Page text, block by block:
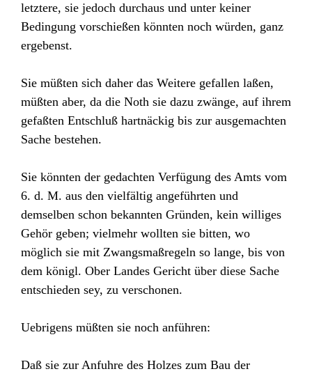
letztere, sie jedoch durchaus und unter keiner
Bedingung vorschießen könnten noch würden, ganz
ergebenst.
Sie müßten sich daher das Weitere gefallen laßen,
müßten aber, da die Noth sie dazu zwänge, auf ihrem
gefaßten Entschluß hartnäckig bis zur ausgemachten
Sache bestehen.
Sie könnten der gedachten Verfügung des Amts vom
6. d. M. aus den vielfältig angeführten und
demselben schon bekannten Gründen, kein williges
Gehör geben; vielmehr wollten sie bitten, wo
möglich sie mit Zwangsmaßregeln so lange, bis von
dem königl. Ober Landes Gericht über diese Sache
entschieden sey, zu verschonen.
Uebrigens müßten sie noch anführen:
Daß sie zur Anfuhre des Holzes zum Bau der